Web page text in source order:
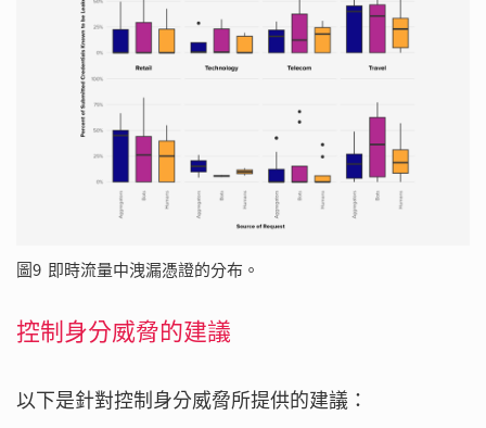
圖9 即時流量中洩漏憑證的分布。
控制身分威脅的建議
以下是針對控制身分威脅所提供的建議：